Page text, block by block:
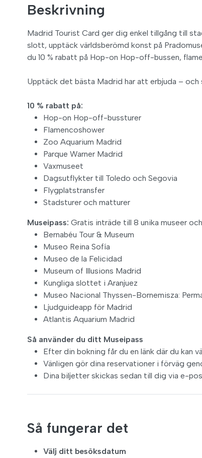
Beskrivning
Madrid Tourist Card ger dig enkel tillgång till
slott, upptäck världsberömd konst på
du 10 % rabatt på Hop-on Hop-off-bussen,
Upptäck det bästa Madrid har att erbjuda – och
10 % rabatt på:
Hop-on Hop-off-bussturer
Flamencoshower
Zoo Aquarium Madrid
Parque Warner Madrid
Vaxmuseet
Dagsutflykter till Toledo och Segovia
Flygplatstransfer
Stadsturer och matturer
Museipass: Gratis inträde till 8 unika museer
Bernabéu Tour & Museum
Museo Reina Sofía
Museo de la Felicidad
Museum of Illusions Madrid
Kungliga slottet i Aranjuez
Museo Nacional Thyssen-Bornemisza:
Ljudguideapp för Madrid
Atlantis Aquarium Madrid
Så använder du ditt Museipass
Efter din bokning får du en länk där du kan
Vänligen gör dina reservationer i förväg
Dina biljetter skickas sedan till dig via e-
Så fungerar det
Välj ditt besöksdatum